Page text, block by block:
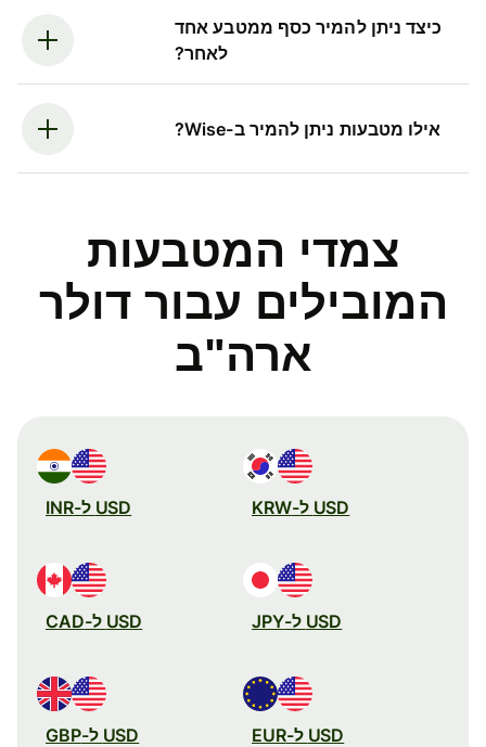
כיצד ניתן להמיר כסף ממטבע אחד
לאחר?
אילו מטבעות ניתן להמיר ב-Wise?
צמדי המטבעות
המובילים עבור דולר
ארה"ב
USD ל-KRW USD ל-INR
USD ל-JPY USD ל-CAD
USD ל-EUR USD ל-GBP